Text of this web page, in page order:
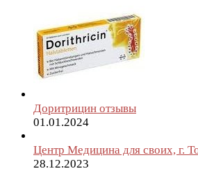
Доритрицин отзывы
01.01.2024
Центр Медицина для своих, г.
28.12.2023